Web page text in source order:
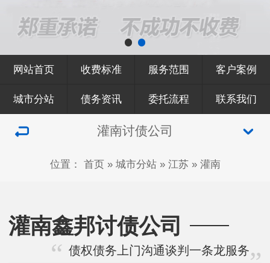
网站首页 收费标准 服务范围 客户案例
城市分站 债务资讯 委托流程 联系我们
灌南讨债公司
位置： 首页» 城市分站» 江苏» 灌南
灌南鑫邦讨债公司
债权债务上门沟通谈判一条龙服务